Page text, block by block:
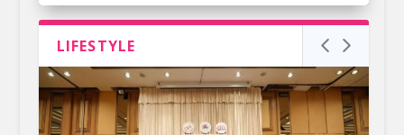
LIFESTYLE